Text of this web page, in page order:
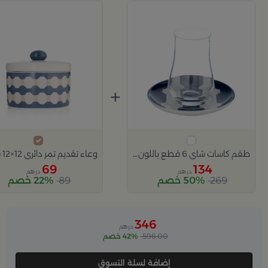
طقم كاسات شاي 6 قطع باللون البيج و الازرق من أزوريا
134 درهم
269 50% خصم
+
69 درهم
89 22% خصم
346 درهم
596.00 42% خصم
إضافة لسلة التسوق